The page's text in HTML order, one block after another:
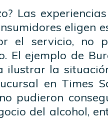
Las
eligen
el servicio, no
El ejemplo de
ilustrar la
en Times
pudieron
del alcohol,